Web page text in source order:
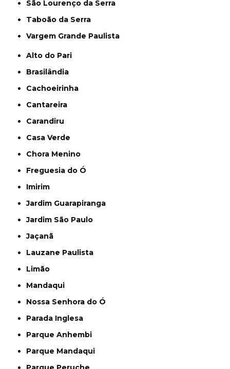
São Lourenço da Serra
Taboão da Serra
Vargem Grande Paulista
Alto do Pari
Brasilândia
Cachoeirinha
Cantareira
Carandiru
Casa Verde
Chora Menino
Freguesia do Ó
Imirim
Jardim Guarapiranga
Jardim São Paulo
Jaçanã
Lauzane Paulista
Limão
Mandaqui
Nossa Senhora do Ó
Parada Inglesa
Parque Anhembi
Parque Mandaqui